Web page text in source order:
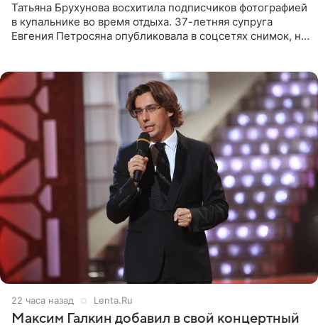
Татьяна Брухунова восхитила подписчиков фотографией
в купальнике во время отдыха. 37-летняя супруга
Евгения Петросяна опубликовала в соцсетях снимок, на
22 часа назад Lenta.Ru
Максим Галкин добавил в свой концертный